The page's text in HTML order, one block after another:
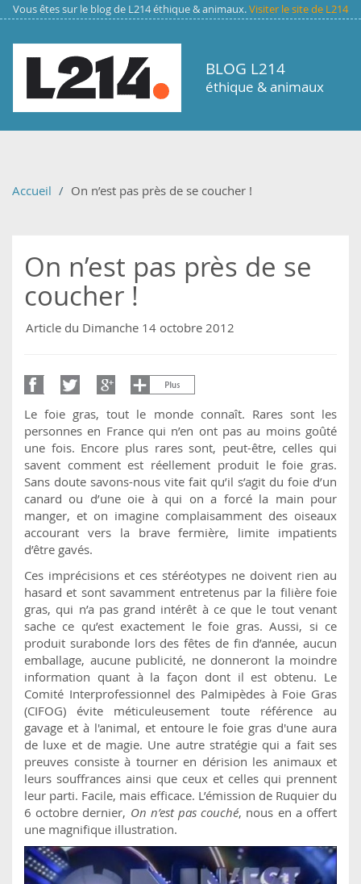
Aller au contenu principal
Vous êtes sur le blog de L214 éthique & animaux.Visiter le site de L214
BLOG L214
éthique & animaux
Accueil On n’est pas près de se coucher !
On n’est pas près de se
coucher !
Article du Dimanche 14 octobre 2012
Le foie gras, tout le monde connaît. Rares sont les
personnes en France qui n’en ont pas au moins goûté
une fois. Encore plus rares sont, peut-être, celles qui
savent comment est réellement produit le foie gras.
Sans doute savons-nous vite fait qu’il s’agit du foie d’un
canard ou d’une oie à qui on a forcé la main pour
manger, et on imagine complaisamment des oiseaux
accourant vers la brave fermière, limite impatients
d’être gavés.
Ces imprécisions et ces stéréotypes ne doivent rien au
hasard et sont savamment entretenus par la filière foie
gras, qui n’a pas grand intérêt à ce que le tout venant
sache ce qu’est exactement le foie gras. Aussi, si ce
produit surabonde lors des fêtes de fin d’année, aucun
emballage, aucune publicité, ne donneront la moindre
information quant à la façon dont il est obtenu. Le
Comité Interprofessionnel des Palmipèdes à Foie Gras
(CIFOG) évite méticuleusement toute référence au
gavage et à l'animal, et entoure le foie gras d'une aura
de luxe et de magie. Une autre stratégie qui a fait ses
preuves consiste à tourner en dérision les animaux et
leurs souffrances ainsi que ceux et celles qui prennent
leur parti. Facile, mais efficace. L’émission de Ruquier du
6 octobre dernier, On n’est pas couché, nous en a offert
une magnifique illustration.